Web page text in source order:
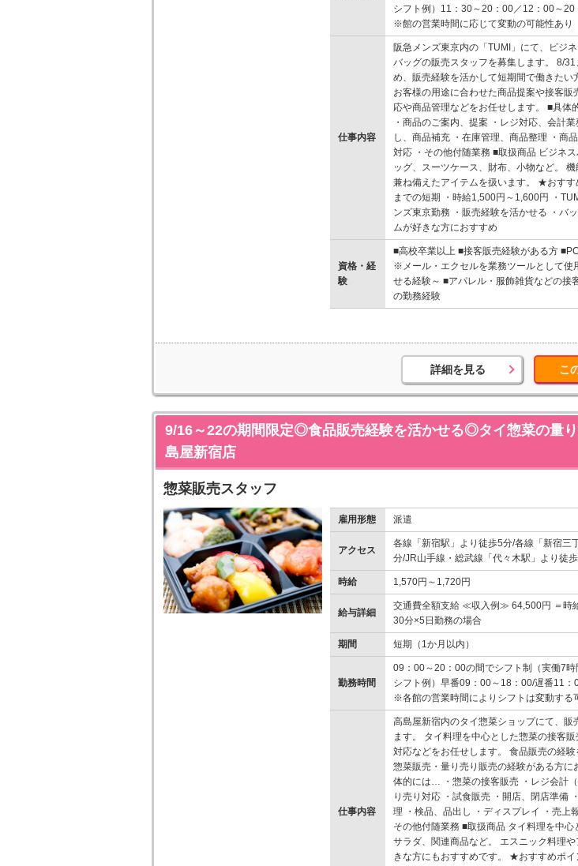
シフト例）11：30～20：00／12：00～20
※館の営業時間に応じて変動の可能性あり
仕事内容
阪急メンズ東京内の「TUMI」にて、ビジ
バッグの販売スタッフを募集します。 8/
め、販売経験を活かして短期間で働きたい
お客様の用途に合わせた商品提案や接客販
応や商品管理などをお任せします。 ■具
・商品のご案内、提案 ・レジ対応、会計
し、商品補充 ・在庫管理、商品整理 ・商
対応 ・その他付随業務 ■取扱商品 ビジネ
ッグ、スーツケース、財布、小物など。
兼ね備えたアイテムを扱います。 ★おす
までの短期 ・時給1,500円～1,600円 ・
ンズ東京勤務 ・販売経験を活かせる ・バ
ムが好きな方におすすめ
資格・経
験
■高校卒業以上 ■接客販売経験がある方
※メール・エクセルを業務ツールとして使
せる経験～ ■アパレル・服飾雑貨などの接
の勤務経験
詳細を見る こ
9/16～22の期間限定◎食品販売経験を活かせる◎タイ惣菜の量
島屋新宿店
惣菜販売スタッフ
雇用形態 派遣
アクセス
各線「新宿駅」より徒歩5分/各線「新宿三
分/JR山手線・総武線「代々木駅」より徒
時給 1,570円～1,720円
給与詳細
交通費全額支給 ≪収入例≫ 64,500円 ＝時
30分×5日勤務の場合
期間 短期（1か月以内）
勤務時間
09：00～20：00の間でシフト制（実働7時
シフト例）早番09：00～18：00/遅番11：
※各館の営業時間によりシフトは変動する
仕事内容
高島屋新宿内のタイ惣菜ショップにて、販
ます。 タイ料理を中心とした惣菜の接客
対応などをお任せします。 食品販売の経験
惣菜販売・量り売り販売の経験がある方に
体的には… ・惣菜の接客販売 ・レジ会計
り売り対応 ・試食販売 ・開店、閉店準備
理 ・検品、品出し ・ディスプレイ ・売上
その他付随業務 ■取扱商品 タイ料理を中心
サラダ、関連商品など。 エスニック料理
きな方にもおすすめです。 ★おすすめポ